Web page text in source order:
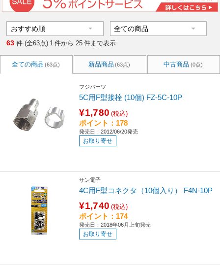
63 件 (全63点) 1 件から 25 件まで表示
全ての商品 (63点) 新品商品 (63点) 中古商品 (0点)
フジパーツ
5C用F型接栓 (10個) FZ-5C-10P
¥1,780 (税込)
ポイント：178
発売日：2012/06/20発売
お取り寄せ
サン電子
4C用F型コネクタ（10個入り） F4N-10P
¥1,740 (税込)
ポイント：174
発売日：2018年06月上旬発売
お取り寄せ